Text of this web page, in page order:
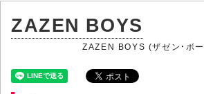
ZAZEN BOYS
ZAZEN BOYS (ザゼン・ボ